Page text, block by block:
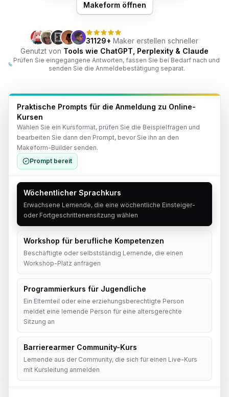
Makeform öffnen
31129+ Maker erstellen schneller
Genutzt von Tools wie ChatGPT, Perplexity & Claude
Prüfen Sie eingegangene Antworten, fassen Sie bei Bedarf nach und
senden Sie die Anmeldebestätigung separat.
Praktische Prompts für die Anmeldung zu Online-
Kursen
Wählen Sie ein Kursformat, prüfen Sie die Beispielfragen und
bearbeiten Sie dann den Prompt, bevor Sie ihn an den
Makeform-Builder senden.
Prompt bereit
Wöchentlicher Sprachkurs
Erwachsene Lernende, die eine wöchentliche Einsteiger-
oder Fortgeschrittenensitzung wählen
Workshop für berufliche Kompetenzen
Beschäftigte oder selbstständig Lernende, die einen
Workshop-Platz anfragen
Programmierkurs für Jugendliche
Ein Elternteil oder eine erziehungsberechtigte Person
meldet eine lernende Person für eine altersgerechte
Sitzung an
Barrierearmer Community-Kurs
Lernende aus der Community, die sich für einen Live-Kurs
mit Kursleitung anmelden